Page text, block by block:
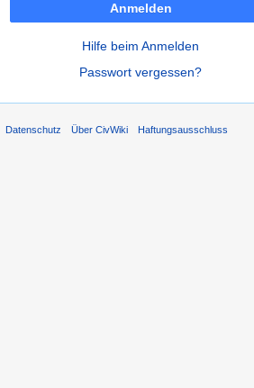
Anmelden
Hilfe beim Anmelden
Passwort vergessen?
Datenschutz Über CivWiki Haftungsausschluss